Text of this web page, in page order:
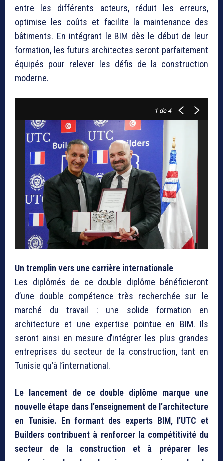
entre les différents acteurs, réduit les erreurs,
optimise les coûts et facilite la maintenance des
bâtiments. En intégrant le BIM dès le début de leur
formation, les futurs architectes seront parfaitement
équipés pour relever les défis de la construction
moderne.
1 de 4
Un tremplin vers une carrière internationale
Les diplômés de ce double diplôme bénéficieront
d’une double compétence très recherchée sur le
marché du travail : une solide formation en
architecture et une expertise pointue en BIM. Ils
seront ainsi en mesure d’intégrer les plus grandes
entreprises du secteur de la construction, tant en
Tunisie qu’à l’international.
Le lancement de ce double diplôme marque une
nouvelle étape dans l’enseignement de l’architecture
en Tunisie. En formant des experts BIM, l’UTC et
Builders contribuent à renforcer la compétitivité du
secteur de la construction et à préparer les